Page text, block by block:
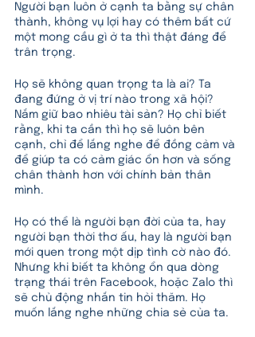
Người bạn luôn ở cạnh ta bằng sự chân
thành, không vụ lợi hay có thêm bất cứ
một mong cầu gì ở ta thì thật đáng để
trân trọng.
Họ sẽ không quan trọng ta là ai? Ta
đang đứng ở vị trí nào trong xã hội?
Nắm giữ bao nhiêu tài sản? Họ chỉ biết
rằng, khi ta cần thì họ sẽ luôn bên
cạnh, chỉ để lắng nghe để đồng cảm và
để giúp ta có cảm giác ổn hơn và sống
chân thành hơn với chính bản thân
mình.
Họ có thể là người bạn đời của ta, hay
người bạn thời thơ ấu, hay là người bạn
mới quen trong một dịp tình cờ nào đó.
Nhưng khi biết ta không ổn qua dòng
trạng thái trên Facebook, hoặc Zalo thì
sẽ chủ động nhắn tin hỏi thăm. Họ
muốn lắng nghe những chia sẻ của ta.